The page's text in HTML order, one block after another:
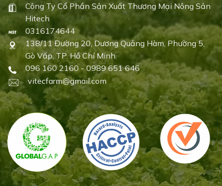
Công Ty Cổ Phần Sản Xuất Thương Mại Nông Sản
Hitech
0316174644
138/11 Đường 20, Dương Quảng Hàm, Phường 5,
Gò Vấp, TP. Hồ Chí Minh.
096 160 2160 - 0989 651 646
vitecfarm@gmail.com